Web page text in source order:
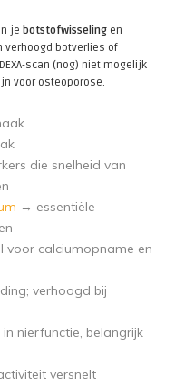
je botstofwisseling en
verhoogd botverlies of
scan (nog) niet mogelijk
voor osteoporose.
die snelheid van
→ essentiële
voor calciumopname en
verhoogd bij
nierfunctie, belangrijk
versnelt